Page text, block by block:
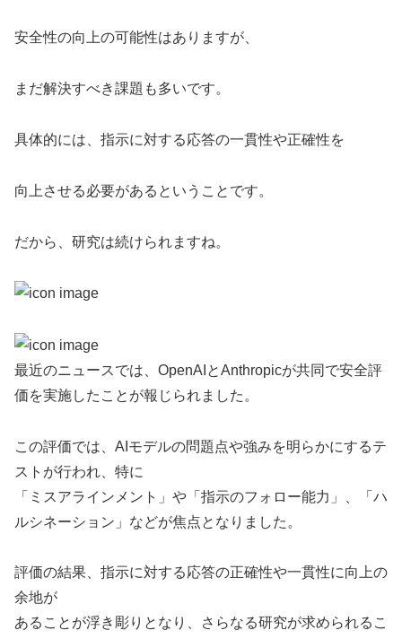
安全性の向上の可能性はありますが、
まだ解決すべき課題も多いです。
具体的には、指示に対する応答の一貫性や正確性を
向上させる必要があるということです。
だから、研究は続けられますね。
最近のニュースでは、OpenAIとAnthropicが共同で安全評
価を実施したことが報じられました。
この評価では、AIモデルの問題点や強みを明らかにするテ
ストが行われ、特に
「ミスアラインメント」や「指示のフォロー能力」、「ハ
ルシネーション」などが焦点となりました。
評価の結果、指示に対する応答の正確性や一貫性に向上の
余地が
あることが浮き彫りとなり、さらなる研究が求められるこ